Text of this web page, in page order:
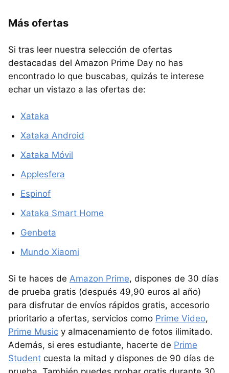
Más ofertas
Si tras leer nuestra selección de ofertas
destacadas del Amazon Prime Day no has
encontrado lo que buscabas, quizás te interese
echar un vistazo a las ofertas de:
Xataka
Xataka Android
Xataka Móvil
Applesfera
Espinof
Xataka Smart Home
Genbeta
Mundo Xiaomi
Si te haces de Amazon Prime, dispones de 30 días
de prueba gratis (después 49,90 euros al año)
para disfrutar de envíos rápidos gratis, accesorio
prioritario a ofertas, servicios como Prime Video,
Prime Music y almacenamiento de fotos ilimitado.
Además, si eres estudiante, hacerte de Prime
Student cuesta la mitad y dispones de 90 días de